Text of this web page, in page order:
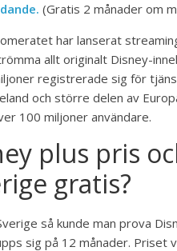
(Gratis 2 månader om
har lanserat
allt originalt Disney-
registrerade sig för
och större delen av
100 miljoner användare.
plus pris
gratis?
så kunde man prova
sig på 12 månader. Priset